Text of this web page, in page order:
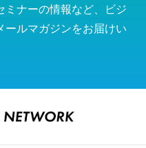
ミナーの情報など、ビジ
ールマガジンをお届けい